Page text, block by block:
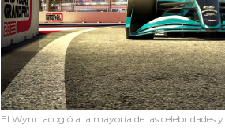
El Wynn acogió a la mayoría de las celebridades